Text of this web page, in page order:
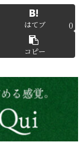
はてブ 0
コピー